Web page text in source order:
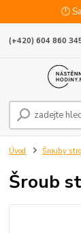
🕛
(+420) 604 860
Úvod Šrouby
Šroub